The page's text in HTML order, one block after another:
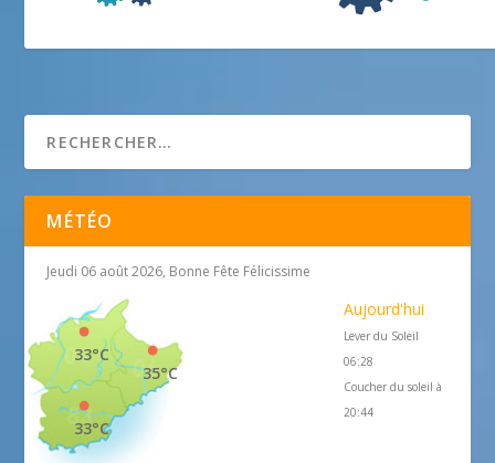
MÉTÉO
Jeudi 06 août 2026, Bonne Fête Félicissime
35°C
33°C
33°C
Aujourd'hui
Lever du Soleil
06:28
Coucher du soleil à
20:44